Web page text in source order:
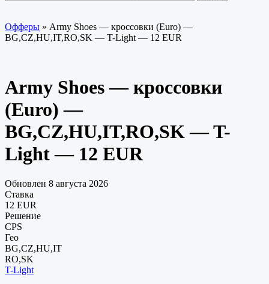
Офферы » Army Shoes — кроссовки (Euro) —
BG,CZ,HU,IT,RO,SK — T-Light — 12 EUR
Army Shoes — кроссовки
(Euro) —
BG,CZ,HU,IT,RO,SK — T-
Light — 12 EUR
Обновлен 8 августа 2026
Ставка
12 EUR
Решение
CPS
Гео
BG,CZ,HU,IT
RO,SK
T-Light